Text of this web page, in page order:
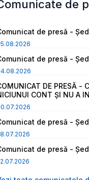
de
de presă -
de presă -
DE PRESĂ -
CONT ȘI NU A
de presă -
de presă -